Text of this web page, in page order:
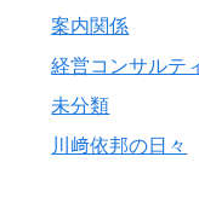
案内関係
経営コンサルテ
未分類
川﨑依邦の日々